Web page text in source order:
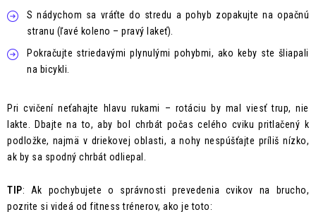
S nádychom sa vráťte do stredu a pohyb zopakujte na opačnú
stranu (ľavé koleno – pravý lakeť).
Pokračujte striedavými plynulými pohybmi, ako keby ste šliapali
na bicykli.
Pri cvičení neťahajte hlavu rukami – rotáciu by mal viesť trup, nie
lakte. Dbajte na to, aby bol chrbát počas celého cviku pritlačený k
podložke, najmä v driekovej oblasti, a nohy nespúšťajte príliš nízko,
ak by sa spodný chrbát odliepal.
TIP: Ak pochybujete o správnosti prevedenia cvikov na brucho,
pozrite si videá od fitness trénerov, ako je toto: